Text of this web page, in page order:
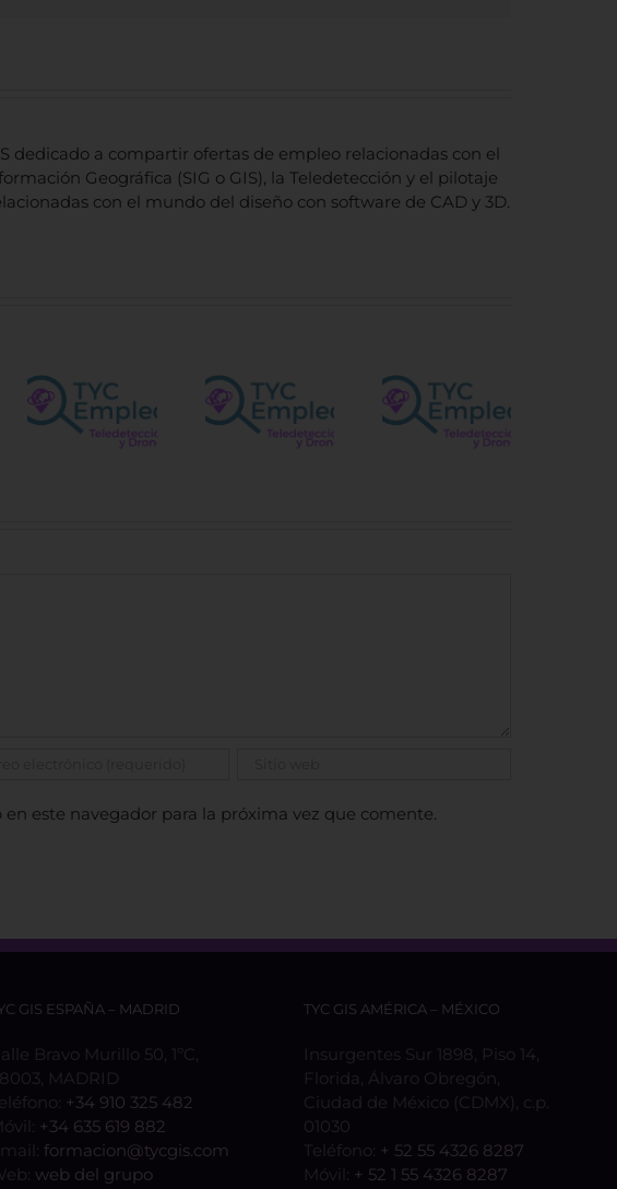
dedicado a compartir ofertas de empleo relacionadas con el
Geográfica (SIG o GIS), la Teledetección y el pilotaje
con el mundo del diseño con software de CAD y 3D.
Ingeniero/a
Agrícola
Spatial
Technical
para el
Centro de
este navegador para la próxima vez que comente.
GIS ESPAÑA – MADRID
Bravo Murillo 50, 1ºC,
MADRID
+34 910 325 482
+34 635 619 882
formacion@tycgis.com
web del grupo
TYC GIS AMÉRICA – MÉXICO
Insurgentes Sur 1898, Piso 14,
Florida, Álvaro Obregón,
Ciudad de México (CDMX), c.p.
01030
Teléfono: + 52 55 4326 8287
Móvil: + 52 1 55 4326 8287